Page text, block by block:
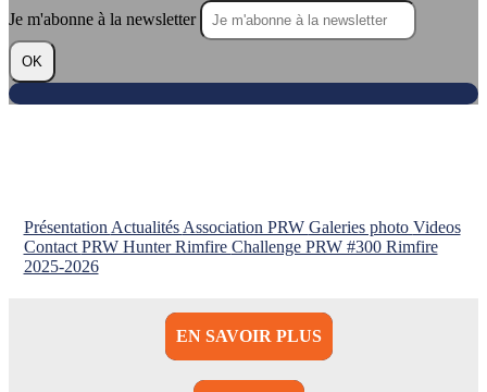
Je m'abonne à la newsletter
OK
Présentation Actualités Association PRW Galeries photo Videos
Contact PRW Hunter Rimfire Challenge PRW #300 Rimfire
2025-2026
EN SAVOIR PLUS